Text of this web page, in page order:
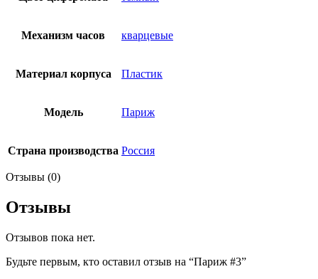
Механизм часов кварцевые
Материал корпуса Пластик
Модель Париж
Страна производства Россия
Отзывы (0)
Отзывы
Отзывов пока нет.
Будьте первым, кто оставил отзыв на “Париж #3”